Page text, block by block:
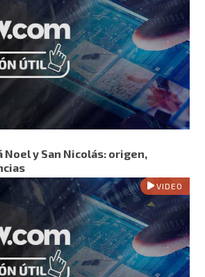
Noel y San Nicolás: origen,
VIDEO